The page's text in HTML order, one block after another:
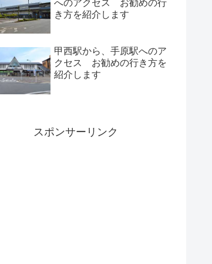
へのアクセス お勧めの行
き方を紹介します
甲西駅から、手原駅へのア
クセス お勧めの行き方を
紹介します
スポンサーリンク